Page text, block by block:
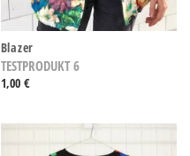
Blazer
TESTPRODUKT 6
1,00 €